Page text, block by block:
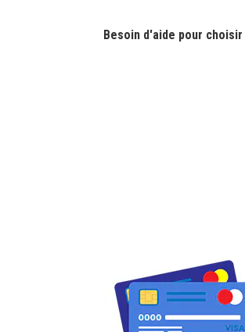
Besoin d'aide pour choisir